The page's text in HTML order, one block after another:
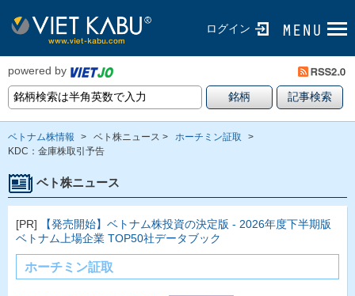
ログイン
powered by
ベトナム株情報 > ベト株ニュース > ホーチミン証取
>
KDC：金庫株取引予告
ベト株ニュース
[PR]
【発売開始】ベトナム株投資の決定版 - 2026年度下半期版
ベトナム上場企業 TOP50社データブック
ホーチミン証取